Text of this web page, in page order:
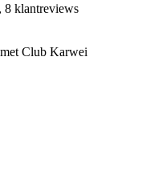
8 klantreviews
Club Karwei